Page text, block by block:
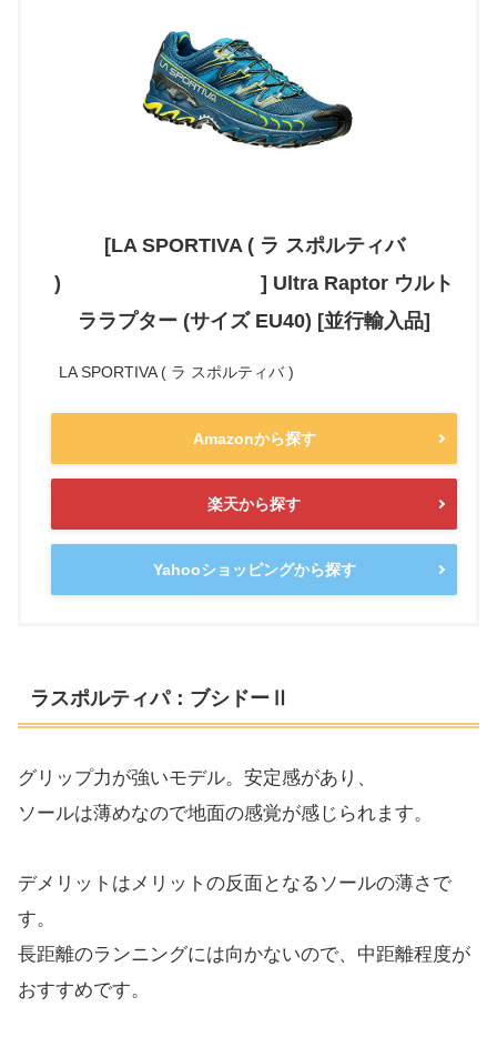
[LA SPORTIVA ( ラ スポルティバ
) ] Ultra Raptor ウルト
ララプター (サイズ EU40) [並行輸入品]
LA SPORTIVA ( ラ スポルティバ )
Amazonから探す
楽天から探す
Yahooショッピングから探す
ラスポルティパ：ブシドーⅡ
グリップ力が強いモデル。安定感があり、
ソールは薄めなので地面の感覚が感じられます。
デメリットはメリットの反面となるソールの薄さで
す。
長距離のランニングには向かないので、中距離程度が
おすすめです。